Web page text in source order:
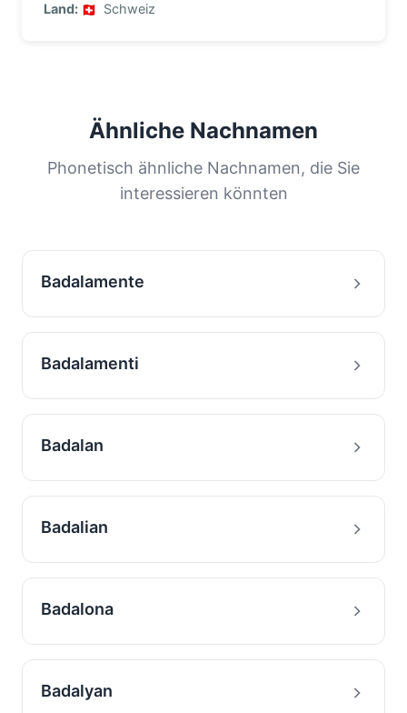
Land: Schweiz
Ähnliche Nachnamen
Phonetisch ähnliche Nachnamen, die Sie
interessieren könnten
Badalamente
Badalamenti
Badalan
Badalian
Badalona
Badalyan